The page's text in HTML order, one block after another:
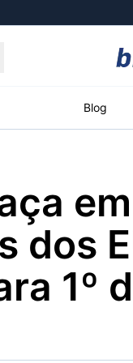
Blog
Broadcast
Político
Os bastidores da
em tempo
real
O
no
dos
1º